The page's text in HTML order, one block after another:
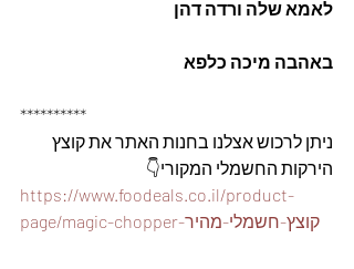
לאמא שלה ורדה דהן
באהבה מיכה כלפא
**********
ניתן לרכוש אצלנו בחנות האתר את קוצץ
הירקות החשמלי המקורי👇
https://www.foodeals.co.il/product-
page/magic-chopper-קוצץ-חשמלי-מהיר